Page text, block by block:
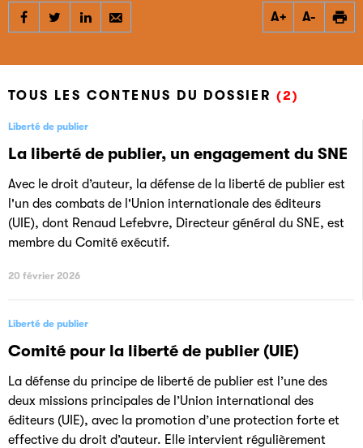
Partager
Liberté de publier
Partager
Liberté de publier
Partager
Liberté de publier
A+ A-
TOUS LES CONTENUS DU DOSSIER (2)
Liberté de publier
La liberté de publier, un engagement du SNE
Avec le droit d’auteur, la défense de la liberté de publier est
l'un des combats de l'Union internationale des éditeurs
(UIE), dont Renaud Lefebvre, Directeur général du SNE, est
membre du Comité exécutif.
20 février 2026
Liberté de publier
Comité pour la liberté de publier (UIE)
La défense du principe de liberté de publier est l’une des
deux missions principales de l’Union international des
éditeurs (UIE), avec la promotion d’une protection forte et
effective du droit d’auteur. Elle intervient régulièrement